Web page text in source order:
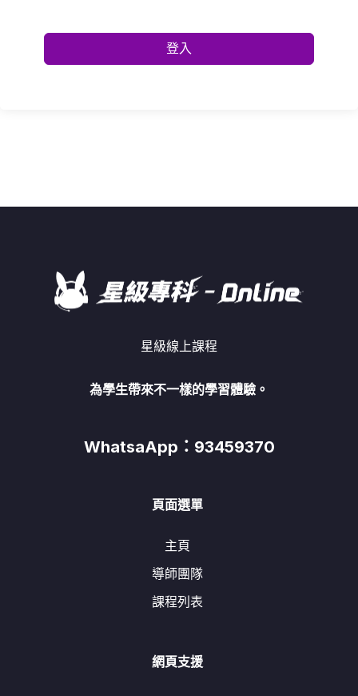
登入
星級線上課程
為學生帶來不一樣的學習體驗。
WhatsaApp：93459370
頁面選單
主頁
導師團隊
課程列表
網頁支援